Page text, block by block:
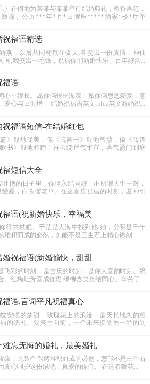
）在何地为某某与某某举行结婚典礼，敬备喜筵，
邀谨于公历***年*月*日假座*****酒家*楼*厅举
祝福语精选
燕，以后共同翱翔在蓝天;各交出一份真情，神仙
间;我交出一毛钱，祝福你们新婚快乐、百年好合...
福语
心幸福长。愿你俩情比海深！愿你俩恩恩爱爱，意
爱心与日俱增！ 结婚祝福语英文:plea英文新婚祝...
祝福语短信-在结婚红包
》般地优美，像《箴言书》般地智慧，像《传道
书》般地和睦！祥云绕屋气宇宣，喜气盈门到庭
福短信大全
艳的日子里，你俩永结同好，正所谓天生一对，
爱，白头偕老!2、在这喜庆祝福的时刻，愿神引
福语(祝新婚快乐，幸福美
得共枕眠。于茫茫人海中找到他/她，分明是千年
堆积而成的必然，怎能不是三生石上精心镌刻...
婚祝福语(新婚愉快，甜甜
飞彩的时刻，是吉庆的时刻，是你大喜的时刻。祝
。红梅吐芳喜成连理 绿柳含笑永结同心。辛劳了...
福语,言词平凡祝福真心
安眠的梦甜，玫瑰花上的浪漫，是天长地久的相
的洗礼，要携手向前，一个未来接受另一半的到
难忘无悔的婚礼，最美婚礼
缘；无数个偶然堆积而成的必然，怎能不是三生石
真心呵护这份缘吧，真爱的你们。 在这春暧花...